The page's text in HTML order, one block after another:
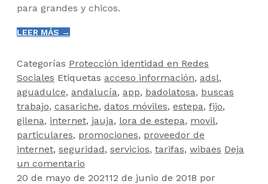
para grandes y chicos.
LEER MÁS →
Categorías Protección identidad en Redes
Sociales Etiquetas acceso información, adsl,
aguadulce, andalucía, app, badolatosa, buscas
trabajo, casariche, datos móviles, estepa, fijo,
gilena, internet, jauja, lora de estepa, movil,
particulares, promociones, proveedor de
internet, seguridad, servicios, tarifas, wibaes Deja
un comentario
20 de mayo de 202112 de junio de 2018 por